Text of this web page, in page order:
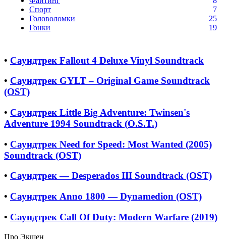
Спорт
7
Головоломки
25
Гонки
19
• Саундтрек Fallout 4 Deluxe Vinyl Soundtrack
• Саундтрек GYLT – Original Game Soundtrack
(OST)
• Саундтрек Little Big Adventure: Twinsen's
Adventure 1994 Soundtrack (O.S.T.)
• Саундтрек Need for Speed: Most Wanted (2005)
Soundtrack (OST)
• Саундтрек — Desperados III Soundtrack (OST)
• Саундтрек Anno 1800 — Dynamedion (OST)
• Саундтрек Call Of Duty: Modern Warfare (2019)
Про Экшен